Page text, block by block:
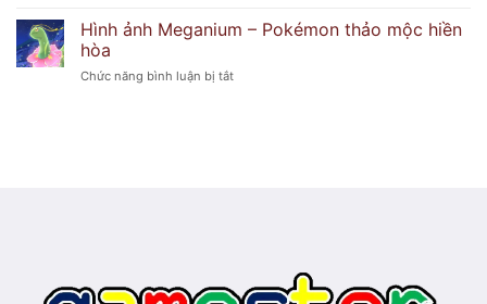
băng
lẽo
Staryu
Pokémon
Hình ảnh Meganium – Pokémon thảo mộc hiền
hòa
Chức năng bình luận bị tắtở